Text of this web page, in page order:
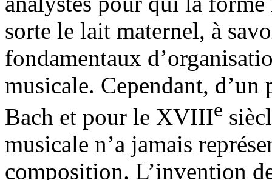
sorte le lait maternel, à
fondamentaux
musicale. Cependant,
Bach et pour le XVIIIe
musicale n’a jamais
composition. L’invention